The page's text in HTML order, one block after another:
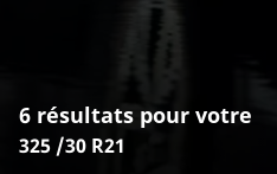
6 résultats pour votre
325 /30 R21